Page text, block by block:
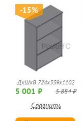
-15%
ДхШхВ 724х359х1102
5 001 ₽ 5 884 ₽
Сравнить